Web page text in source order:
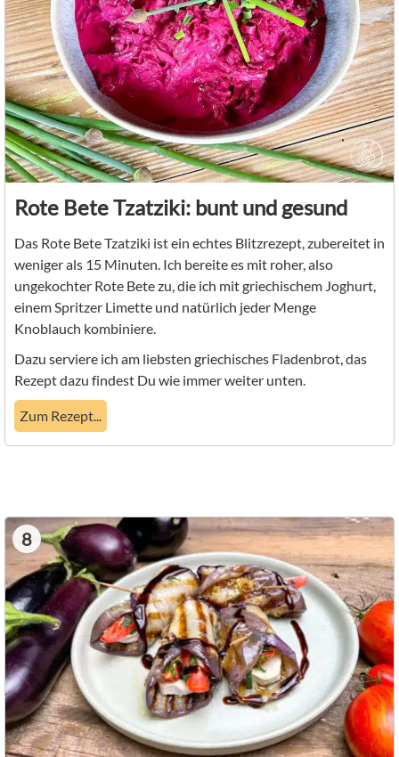
Rote Bete Tzatziki: bunt und gesund
Das Rote Bete Tzatziki ist ein echtes Blitzrezept, zubereitet in
weniger als 15 Minuten. Ich bereite es mit roher, also
ungekochter Rote Bete zu, die ich mit griechischem Joghurt,
einem Spritzer Limette und natürlich jeder Menge
Knoblauch kombiniere.
Dazu serviere ich am liebsten griechisches Fladenbrot, das
Rezept dazu findest Du wie immer weiter unten.
Zum Rezept...
8